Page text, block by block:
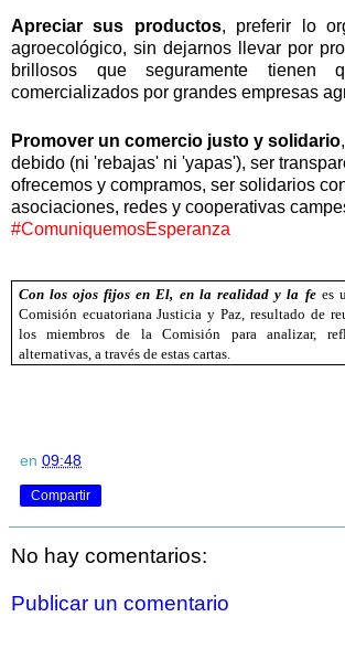
Apreciar sus productos, preferir lo
agroecológico, sin dejarnos llevar por
brillosos que seguramente tienen
comercializados por grandes empresas
Promover un comercio justo y solidario
debido (ni 'rebajas' ni 'yapas'), ser
ofrecemos y compramos, ser solidarios
asociaciones, redes y cooperativas
#ComuniquemosEsperanza
Con los ojos fijos en El, en la realidad y la fees
Comisión ecuatoriana Justicia y Paz, resultado de
los miembros de la Comisión para analizar,
alternativas, a través de estas cartas.
en 09:48
Compartir
No hay comentarios:
Publicar un comentario